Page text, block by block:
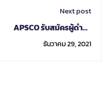
Next post
APSCO รับสมัครผู้ดำรง
ตำแหน่ง Senior
Officials
ธันวาคม 29, 2021